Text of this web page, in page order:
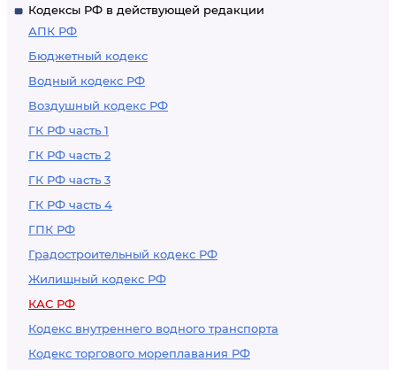
Кодексы РФ в действующей редакции
АПК РФ
Бюджетный кодекс
Водный кодекс РФ
Воздушный кодекс РФ
ГК РФ часть 1
ГК РФ часть 2
ГК РФ часть 3
ГК РФ часть 4
ГПК РФ
Градостроительный кодекс РФ
Жилищный кодекс РФ
КАС РФ
Кодекс внутреннего водного транспорта
Кодекс торгового мореплавания РФ